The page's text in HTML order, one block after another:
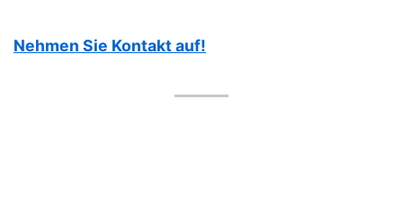
Nehmen Sie Kontakt auf!